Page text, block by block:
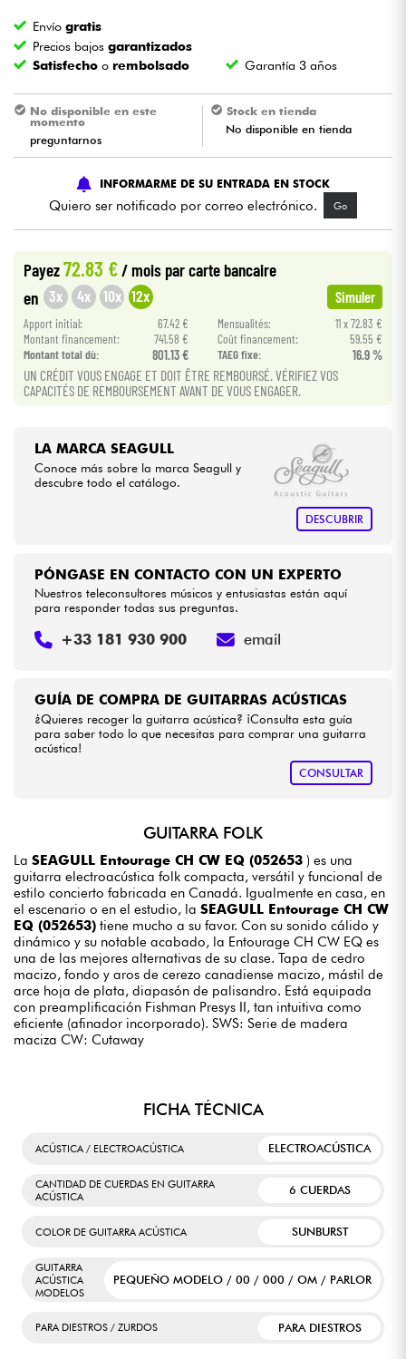
Vientos
Niños
Cables & Acces.
HiFi
Bundle
Ver nuestras marcas
Envíogratis
Precios bajosgarantizados
Satisfecho o rembolsado Garantía 3 años
No disponible en este
momento
preguntarnos
Stock en tienda
No disponible en tienda
INFORMARME DE SU ENTRADA EN STOCK
Quiero ser notificado por correo electrónico. Go
Payez72.83 € / mois par carte bancaire
en 3x 4x 10x 12x Simuler
Apport initial: 67.42 € Mensualités:
11 x 72.83 €
Montant financement:
741.58 € Coût financement:
59.55 €
Montant total dù:
801.13 € TAEG fixe: 16.9 %
UN CRÉDIT VOUS ENGAGE ET DOIT ÊTRE REMBOURSÉ. VÉRIFIEZ VOS
CAPACITÉS DE REMBOURSEMENT AVANT DE VOUS ENGAGER.
LA MARCA SEAGULL
Conoce más sobre la marca Seagull y
descubre todo el catálogo.
DESCUBRIR
GUÍA DE COMPRA DE GUITARRAS ACÚSTICAS
¿Quieres recoger la guitarra acústica? ¡Consulta esta guía
para saber todo lo que necesitas para comprar una guitarra
acústica!
CONSULTAR
PÓNGASE EN CONTACTO CON UN EXPERTO
Nuestros teleconsultores músicos y entusiastas están aquí
para responder todas sus preguntas.
+33 181 930 900 email
GUITARRA FOLK
La SEAGULL Entourage CH CW EQ (052653 ) es una
guitarra electroacústica folk compacta, versátil y funcional de
estilo concierto fabricada en Canadá. Igualmente en casa, en
el escenario o en el estudio, la SEAGULL Entourage CH CW
EQ (052653) tiene mucho a su favor. Con su sonido cálido y
dinámico y su notable acabado, la Entourage CH CW EQ es
una de las mejores alternativas de su clase. Tapa de cedro
macizo, fondo y aros de cerezo canadiense macizo, mástil de
arce hoja de plata, diapasón de palisandro. Está equipada
con preamplificación Fishman Presys II, tan intuitiva como
eficiente (afinador incorporado). SWS: Serie de madera
maciza CW: Cutaway
FICHA TÉCNICA
ACÚSTICA / ELECTROACÚSTICA ELECTROACÚSTICA
CANTIDAD DE CUERDAS EN GUITARRA
ACÚSTICA
6 CUERDAS
COLOR DE GUITARRA ACÚSTICA SUNBURST
GUITARRA
ACÚSTICA
MODELOS
PEQUEÑO MODELO / 00 / 000 / OM / PARLOR
PARA DIESTROS / ZURDOS PARA DIESTROS